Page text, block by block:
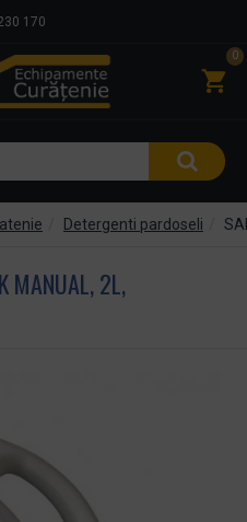
170
0
Detergenti pardoseli
MANUAL, 2L,